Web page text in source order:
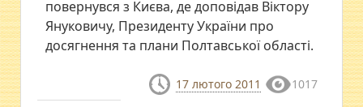
повернувся з Києва, де доповідав Віктору
Януковичу, Президенту України про
досягнення та плани Полтавської області.
17 лютого 2011 1017